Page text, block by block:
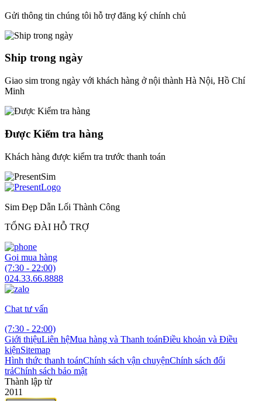
Gửi thông tin chúng tôi hỗ trợ đăng ký chính chủ
Ship trong ngày
Giao sim trong ngày với khách hàng ở nội thành Hà Nội, Hồ Chí
Minh
Được Kiểm tra hàng
Khách hàng được kiểm tra trước thanh toán
Sim Đẹp Dẫn Lối Thành Công
TỔNG ĐÀI HỖ TRỢ
Gọi mua hàng
(7:30 - 22:00)
024.33.66.8888
Chat tư vấn
(7:30 - 22:00)
Giới thiệuLiên hệMua hàng và Thanh toánĐiều khoản và Điều
kiệnSitemap
Hình thức thanh toánChính sách vận chuyệnChính sách đổi
trảChính sách bảo mật
Thành lập từ
2011